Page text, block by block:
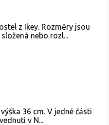
z Ikey. Rozměry jsou
nebo rozl...
36 cm. V jedné části
v N...